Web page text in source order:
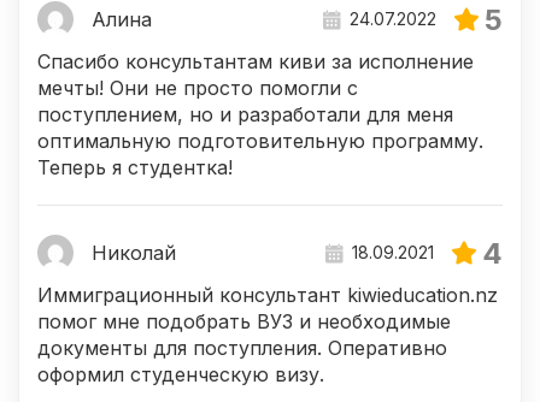
Алина 24.07.2022 5
Спасибо консультантам киви за исполнение
мечты! Они не просто помогли с
поступлением, но и разработали для меня
оптимальную подготовительную программу.
Теперь я студентка!
Николай 18.09.2021 4
Иммиграционный консультант kiwieducation.nz
помог мне подобрать ВУЗ и необходимые
документы для поступления. Оперативно
оформил студенческую визу.